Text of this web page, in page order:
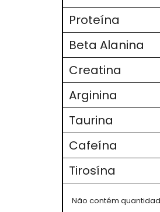
Proteína
Beta Alanina
Creatina
Arginina
Taurina
Cafeína
Tirosína
Não contém